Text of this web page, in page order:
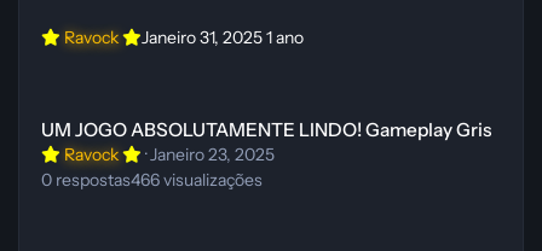
Ravock Janeiro 31, 20251 ano
UM JOGO ABSOLUTAMENTE LINDO! Gameplay Gris
Ravock ·Janeiro 23, 2025
0 respostas466visualizações